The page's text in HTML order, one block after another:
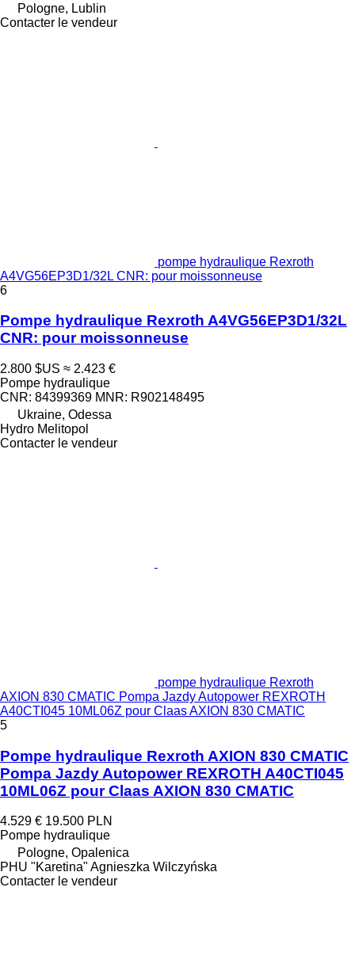
Pologne, Lublin
Contacter le vendeur
pompe hydraulique Rexroth
A4VG56EP3D1/32L CNR: pour moissonneuse
6
Pompe hydraulique Rexroth A4VG56EP3D1/32L
CNR: pour moissonneuse
2.800 $US ≈ 2.423 €
Pompe hydraulique
CNR: 84399369 MNR: R902148495
Ukraine, Odessa
Hydro Melitopol
Contacter le vendeur
pompe hydraulique Rexroth
AXION 830 CMATIC Pompa Jazdy Autopower REXROTH
A40CTI045 10ML06Z pour Claas AXION 830 CMATIC
5
Pompe hydraulique Rexroth AXION 830 CMATIC
Pompa Jazdy Autopower REXROTH A40CTI045
10ML06Z pour Claas AXION 830 CMATIC
4.529 € 19.500 PLN
Pompe hydraulique
Pologne, Opalenica
PHU "Karetina" Agnieszka Wilczyńska
Contacter le vendeur